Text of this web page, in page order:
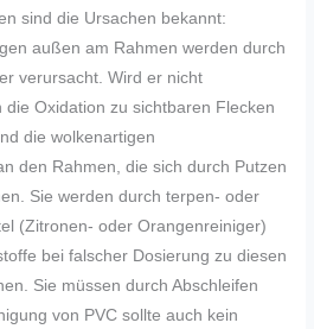
sind die Ursachen bekannt:
außen am Rahmen werden durch
verursacht. Wird er nicht
Oxidation zu sichtbaren Flecken
die wolkenartigen
den Rahmen, die sich durch Putzen
Sie werden durch terpen- oder
(Zitronen- oder Orangenreiniger)
bei falscher Dosierung zu diesen
Sie müssen durch Abschleifen
von PVC sollte auch kein